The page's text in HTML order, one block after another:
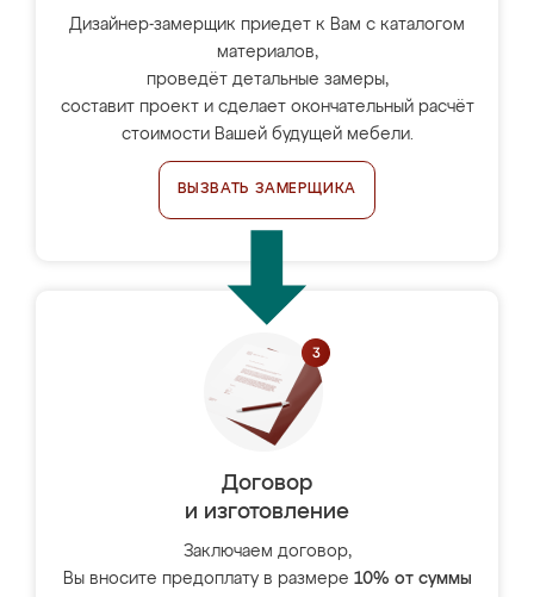
Дизайнер-замерщик приедет к Вам с каталогом
материалов,
проведёт детальные замеры,
составит проект и сделает окончательный расчёт
стоимости Вашей будущей мебели.
ВЫЗВАТЬ ЗАМЕРЩИКА
Договор
и изготовление
Заключаем договор,
Вы вносите предоплату в размере 10% от суммы